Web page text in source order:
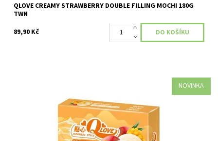
QLOVE CREAMY STRAWBERRY DOUBLE FILLING MOCHI 180G
TWN
89,90 Kč
NOVINKA
Skladem